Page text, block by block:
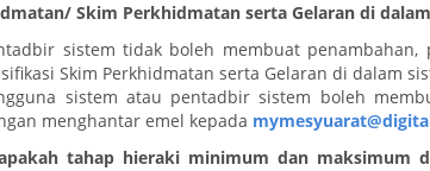
Skim Perkhidmatan serta Gelaran di
sistem tidak boleh membuat
Skim Perkhidmatan serta Gelaran di dalam
sistem atau pentadbir sistem boleh
menghantar emel kepada
tahap hieraki minimum dan maksimum